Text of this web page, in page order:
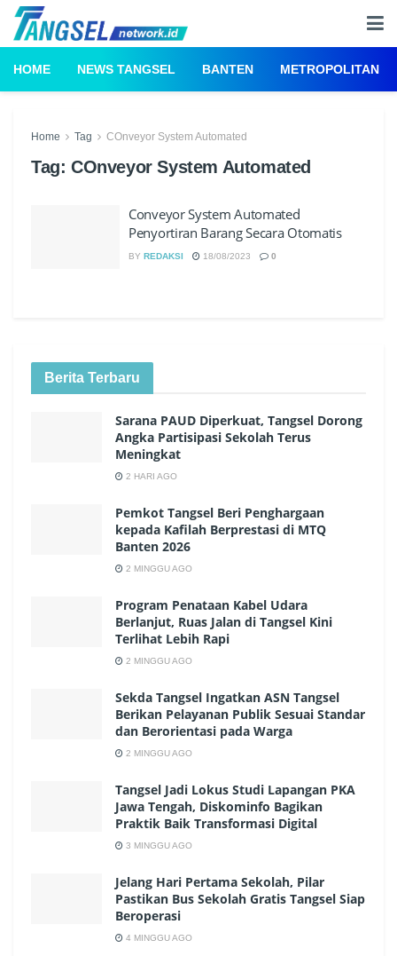
HOME NEWS TANGSEL BANTEN METROPOLITAN
Home Tag COnveyor System Automated
Tag: COnveyor System Automated
Conveyor System Automated
Penyortiran Barang Secara Otomatis
BY REDAKSI 18/08/2023 0
Berita Terbaru
Sarana PAUD Diperkuat, Tangsel Dorong
Angka Partisipasi Sekolah Terus
Meningkat
2 HARI AGO
Pemkot Tangsel Beri Penghargaan
kepada Kafilah Berprestasi di MTQ
Banten 2026
2 MINGGU AGO
Program Penataan Kabel Udara
Berlanjut, Ruas Jalan di Tangsel Kini
Terlihat Lebih Rapi
2 MINGGU AGO
Sekda Tangsel Ingatkan ASN Tangsel
Berikan Pelayanan Publik Sesuai Standar
dan Berorientasi pada Warga
2 MINGGU AGO
Tangsel Jadi Lokus Studi Lapangan PKA
Jawa Tengah, Diskominfo Bagikan
Praktik Baik Transformasi Digital
3 MINGGU AGO
Jelang Hari Pertama Sekolah, Pilar
Pastikan Bus Sekolah Gratis Tangsel Siap
Beroperasi
4 MINGGU AGO